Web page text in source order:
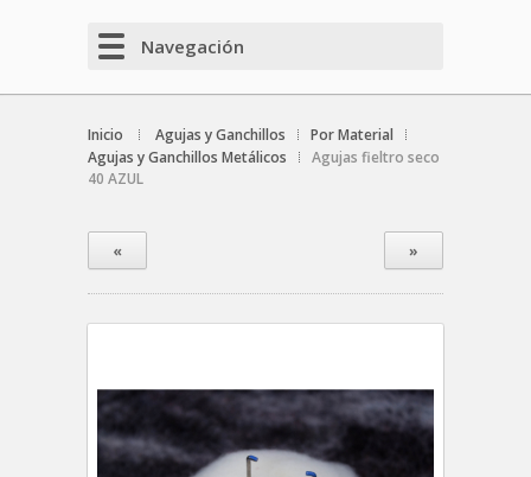
Navegación
Inicio Agujas y Ganchillos
Por Material
Agujas y Ganchillos Metálicos
Agujas fieltro seco
40 AZUL
« »